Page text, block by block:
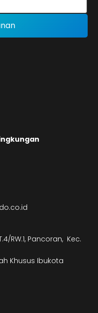
RW.1, Pancoran, Kec.
Khusus Ibukota